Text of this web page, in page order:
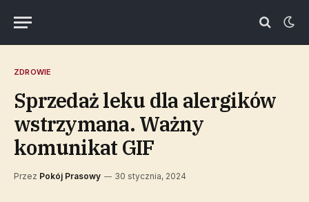
ZDROWIE
Sprzedaż leku dla alergików
wstrzymana. Ważny
komunikat GIF
Przez Pokój Prasowy 30 stycznia, 2024